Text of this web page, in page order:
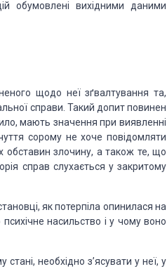
обумовлені вихідними даними
щодо неї зґвалтування та,
справи. Такий допит повинен
мають значення при виявленні
сорому не хоче повідомляти
обставин злочину, а також те, що
справ слухається у закритому
якпотерпіла опинилася на
насильство і у чому воно
необхідно з’ясувати у неї, у